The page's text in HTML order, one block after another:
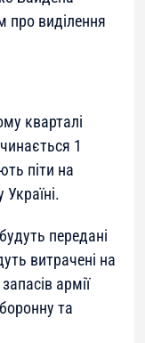
про виділення
кварталі
1
піти на
передані
витрачені на
армії
та